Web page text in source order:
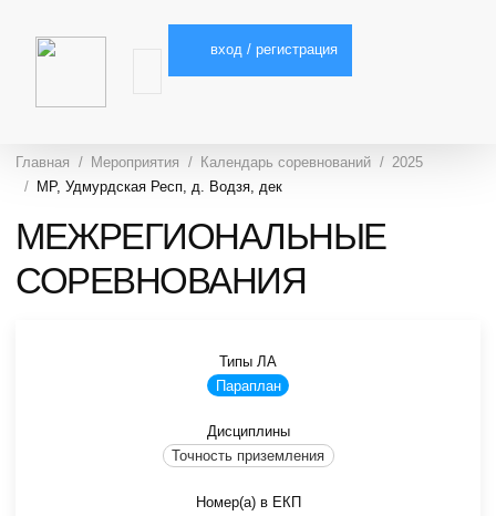
вход / регистрация
Главная Мероприятия Календарь соревнований
2025
МР, Удмурдская Респ, д. Водзя, дек
МЕЖРЕГИОНАЛЬНЫЕ
СОРЕВНОВАНИЯ
Типы ЛА
Параплан
Дисциплины
Точность приземления
Номер(а) в ЕКП